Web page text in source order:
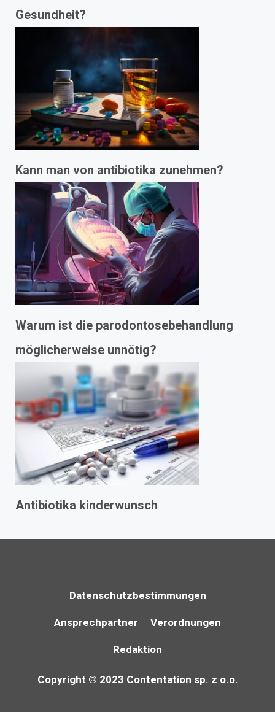
Gesundheit?
Kann man von antibiotika zunehmen?
Warum ist die parodontosebehandlung
möglicherweise unnötig?
Antibiotika kinderwunsch
Datenschutzbestimmungen
Ansprechpartner Verordnungen
Redaktion
Copyright © 2023 Contentation sp. z o.o.